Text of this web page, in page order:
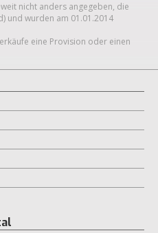
nicht anders angegeben, die
und wurden am 01.01.2014
eine Provision oder einen